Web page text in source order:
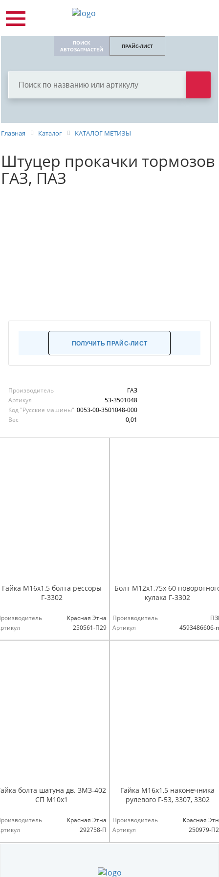
ПОИСК
АВТОЗАПЧАСТЕЙ
ПРАЙС-ЛИСТ
Главная Каталог КАТАЛОГ МЕТИЗЫ
Штуцер прокачки тормозов
ГАЗ, ПАЗ
ПОЛУЧИТЬ ПРАЙС-ЛИСТ
Производитель
ГАЗ
Артикул
53-3501048
Код "Русские машины" 0053-00-3501048-000
Вес
0,01
Гайка М16х1,5 болта рессоры
Г-3302
Красная Этна
250561-П29
Болт М12х1,75х 60
кулака Г-3302
Производитель
Артикул
4593486606-
болта шатуна дв. ЗМЗ-402
СП М10х1
Красная Этна
292758-П
Гайка М16х1,5 наконечника
рулевого Г-53, 3307, 3302
Производитель
Красная
Артикул
250979-